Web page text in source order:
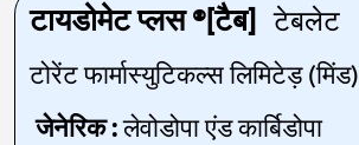
टायडोमेट प्लस ®[टैब] टेबलेट
टोरेंट फार्मास्युटिकल्स लिमिटेड़ (मिंड)
जेनेरिक :लेवोडोपा एंड कार्बिडोपा